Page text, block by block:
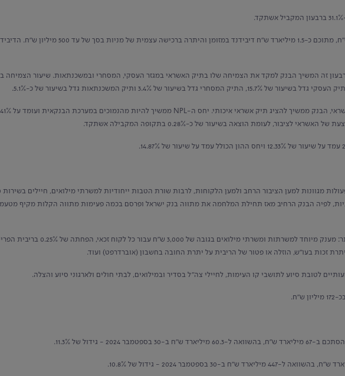
בגין הרבעון השלישי של 2025 מסתכם ב-2 מיליארד ש"ח, מתוכם כ-
מגוונות למען הציבור הרחב ולמען הלקוחות, לרבות שורת הטבות ייחודיות למשרתי מילואים, חיילים
לפיה הבנק הרחיב מאז תחילת המלחמה את מתווה בנק ישראל ופרסם בכמה פעימות מתווה הקלות מקיף
ההקלות הייחודיות העדכניות ללקוחות הזכאים
לטובת סיוע לתושבי קו העימות, לחיילי צה"ל בסדיר ובמילואים, לבתי חולים ולארגוני סיוע והצלה.